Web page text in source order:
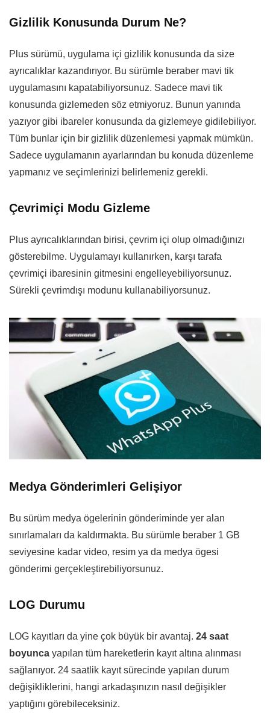
Gizlilik Konusunda Durum Ne?
Plus sürümü, uygulama içi gizlilik konusunda da size
ayrıcalıklar kazandırıyor. Bu sürümle beraber mavi tik
uygulamasını kapatabiliyorsunuz. Sadece mavi tik
konusunda gizlemeden söz etmiyoruz. Bunun yanında
yazıyor gibi ibareler konusunda da gizlemeye gidilebiliyor.
Tüm bunlar için bir gizlilik düzenlemesi yapmak mümkün.
Sadece uygulamanın ayarlarından bu konuda düzenleme
yapmanız ve seçimlerinizi belirlemeniz gerekli.
Çevrimiçi Modu Gizleme
Plus ayrıcalıklarından birisi, çevrim içi olup olmadığınızı
gösterebilme. Uygulamayı kullanırken, karşı tarafa
çevrimiçi ibaresinin gitmesini engelleyebiliyorsunuz.
Sürekli çevrimdışı modunu kullanabiliyorsunuz.
Medya Gönderimleri Gelişiyor
Bu sürüm medya ögelerinin gönderiminde yer alan
sınırlamaları da kaldırmakta. Bu sürümle beraber 1 GB
seviyesine kadar video, resim ya da medya ögesi
gönderimi gerçekleştirebiliyorsunuz.
LOG Durumu
LOG kayıtları da yine çok büyük bir avantaj. 24 saat
boyunca yapılan tüm hareketlerin kayıt altına alınması
sağlanıyor. 24 saatlik kayıt sürecinde yapılan durum
değişikliklerini, hangi arkadaşınızın nasıl değişikler
yaptığını görebileceksiniz.